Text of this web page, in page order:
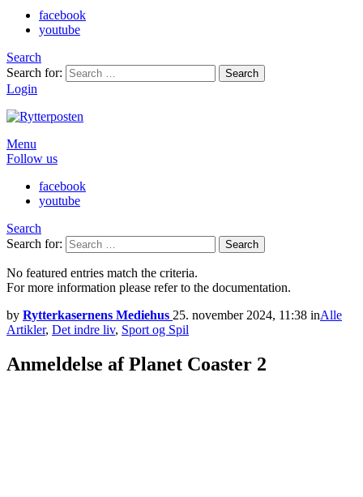
facebook
youtube
Search
Search for:
Search
Login
Menu
Follow us
facebook
youtube
Search
Search for:
Search
No featured entries match the criteria.
For more information please refer to the documentation.
by Rytterkasernens Mediehus 25. november 2024, 11:38 inAlle
Artikler, Det indre liv, Sport og Spil
Anmeldelse af Planet Coaster 2